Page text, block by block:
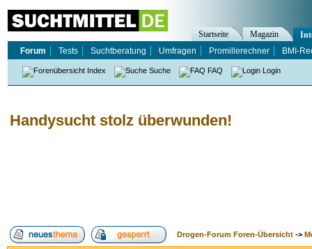
Handysucht stolz überwunden!
Drogen-Forum Foren-Übersicht ->
Startseite Magazin
Forum
Tests Suchtberatung Umfragen Promillerechner BMI-
Index Suche FAQ Login